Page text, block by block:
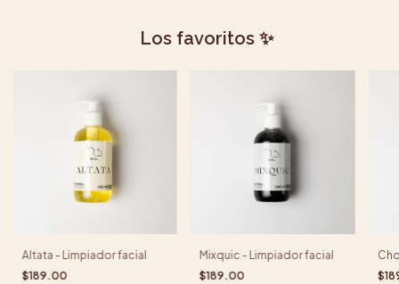
Los favoritos ✨
Altata - Limpiador facial
$189.00
Mixquic - Limpiador facial
$189.00